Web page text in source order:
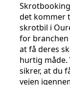
det kommer
skrotbil i
for
at få deres
hurtig
sikrer, at du
vejen